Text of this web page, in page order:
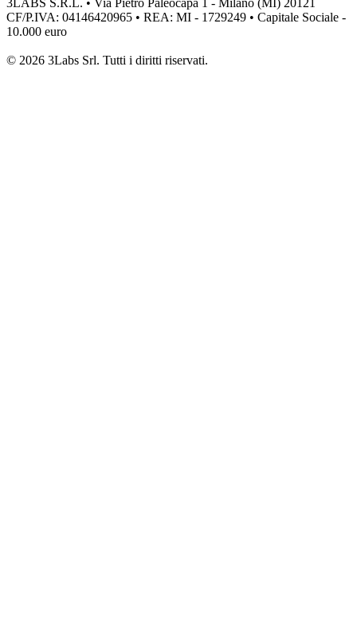
3LABS S.R.L. • Via Pietro Paleocapa 1 - Milano (MI) 20121
CF/P.IVA: 04146420965 • REA: MI - 1729249 • Capitale Sociale -
10.000 euro
© 2026 3Labs Srl. Tutti i diritti riservati.